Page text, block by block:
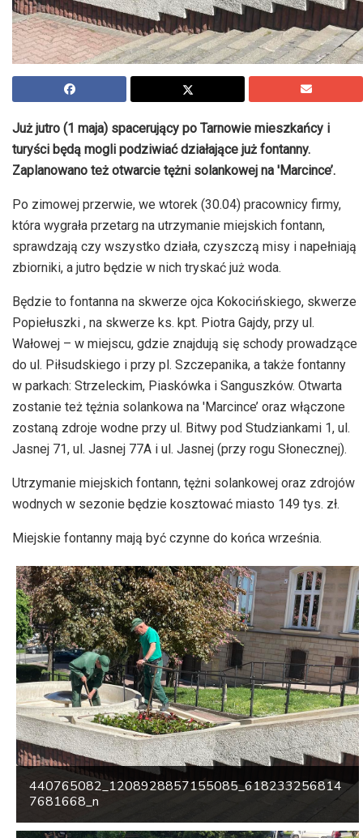
Już jutro (1 maja) spacerujący po Tarnowie mieszkańcy i
turyści będą mogli podziwiać działające już fontanny.
Zaplanowano też otwarcie tężni solankowej na 'Marcince’.
Po zimowej przerwie, we wtorek (30.04) pracownicy firmy,
która wygrała przetarg na utrzymanie miejskich fontann,
sprawdzają czy wszystko działa, czyszczą misy i napełniają
zbiorniki, a jutro będzie w nich tryskać już woda.
Będzie to fontanna na skwerze ojca Kokocińskiego, skwerze
Popiełuszki , na skwerze ks. kpt. Piotra Gajdy, przy ul.
Wałowej – w miejscu, gdzie znajdują się schody prowadzące
do ul. Piłsudskiego i przy pl. Szczepanika, a także fontanny
w parkach: Strzeleckim, Piaskówka i Sanguszków. Otwarta
zostanie też tężnia solankowa na 'Marcince’ oraz włączone
zostaną zdroje wodne przy ul. Bitwy pod Studziankami 1, ul.
Jasnej 71, ul. Jasnej 77A i ul. Jasnej (przy rogu Słonecznej).
Utrzymanie miejskich fontann, tężni solankowej oraz zdrojów
wodnych w sezonie będzie kosztować miasto 149 tys. zł.
Miejskie fontanny mają być czynne do końca września.
440765082_1208928857155085_618233256814
7681668_n